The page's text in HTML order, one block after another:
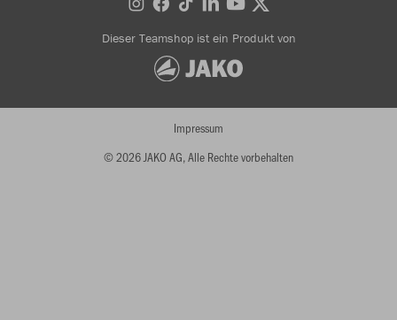
Dieser Teamshop ist ein Produkt von
© 2026 JAKO AG, Alle Rechte vorbehalten
Impressum